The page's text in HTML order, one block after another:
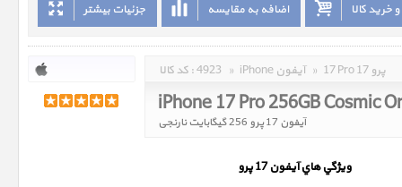
جزئیات بیشتر اضافه به مقایسه خرید کالا
کد کالا : 4923 » iPhone آیفون » 17 Pro 17 پرو
iPhone 17 Pro 256GB Cosmic
آیفون 17 پرو 256 گیگابایت نارنجی
ويژگي هاي آيفون 17 پرو